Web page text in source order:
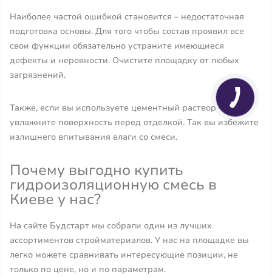
Наиболее частой ошибкой становится – недостаточная
подготовка основы. Для того чтобы состав проявил все
свои функции обязательно устраните имеющиеся
дефекты и неровности. Очистите площадку от любых
загрязнений.
Также, если вы используете цементный раствор –
увлажните поверхность перед отделкой. Так вы избежите
излишнего впитывания влаги со смеси.
Почему выгодно купить
гидроизоляционную смесь в
Киеве у нас?
На сайте Будстарт мы собрали один из лучших
ассортиментов стройматериалов. У нас на площадке вы
легко можете сравнивать интересующие позиции, не
только по цене, но и по параметрам.